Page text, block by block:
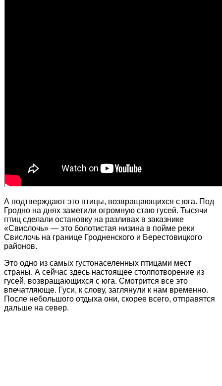
А подтверждают это птицы, возвращающихся с юга. Под
Гродно на днях заметили огромную стаю гусей. Тысячи
птиц сделали остановку на разливах в заказнике
«Свислочь» — это болотистая низина в пойме реки
Свислочь на границе Гродненского и Берестовицкого
районов.
Это одно из самых густонаселенных птицами мест
страны. А сейчас здесь настоящее столпотворение из
гусей, возвращающихся с юга. Смотрится все это
впечатляюще. Гуси, к слову, заглянули к нам временно.
После небольшого отдыха они, скорее всего, отправятся
дальше на север.